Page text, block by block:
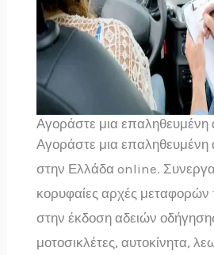
Αγοράστε μια επαληθευμένη
Αγοράστε μια επαληθευμένη
στην Ελλάδα online.
κορυφαίες αρχές μεταφορών
στην έκδοση αδειών
μοτοσικλέτες, αυτοκίνητα,